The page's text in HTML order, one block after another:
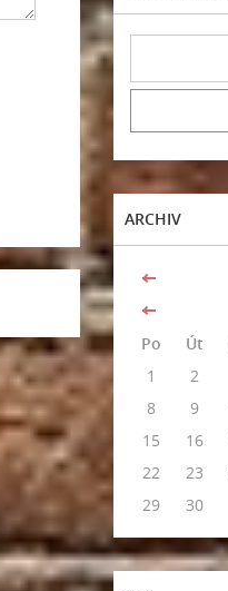
ARCHIV
<<
<<
Po
Út
1
2
8
9
15
16
22
23
29
30